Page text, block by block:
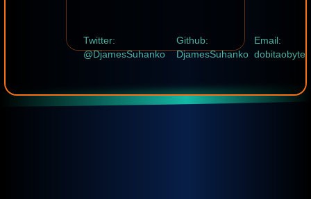
Twitter:
@DjamesSuhanko
Github:
DjamesSuhanko
Email: